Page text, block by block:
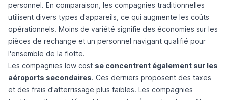
personnel. En comparaison, les compagnies traditionnelles
utilisent divers types d'appareils, ce qui augmente les coûts
opérationnels. Moins de variété signifie des économies sur les
pièces de rechange et un personnel navigant qualifié pour
l'ensemble de la flotte.
Les compagnies low cost se concentrent également sur les
aéroports secondaires. Ces derniers proposent des taxes
et des frais d'atterrissage plus faibles. Les compagnies